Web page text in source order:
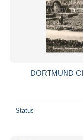
DORTMUND
Status